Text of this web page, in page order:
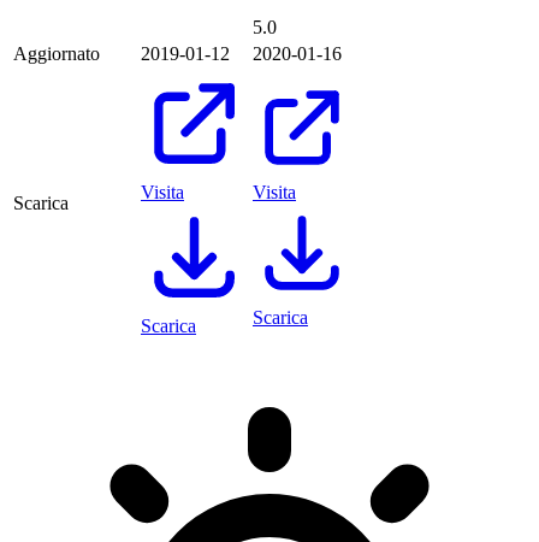
5.0
Aggiornato
2019-01-12 2020-01-16
Scarica
Visita
Scarica
Visita
Scarica